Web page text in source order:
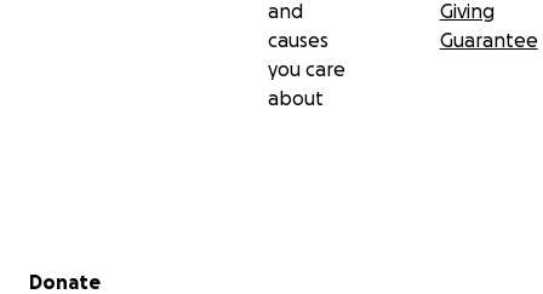
and
causes
you care
about
Giving
Guarantee
Secondary menu
Donate